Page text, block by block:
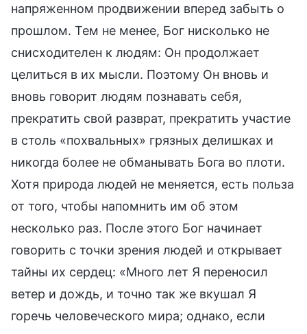
напряженном продвижении вперед забыть о
прошлом. Тем не менее, Бог нисколько не
снисходителен к людям: Он продолжает
целиться в их мысли. Поэтому Он вновь и
вновь говорит людям познавать себя,
прекратить свой разврат, прекратить участие
в столь «похвальных» грязных делишках и
никогда более не обманывать Бога во плоти.
Хотя природа людей не меняется, есть польза
от того, чтобы напомнить им об этом
несколько раз. После этого Бог начинает
говорить с точки зрения людей и открывает
тайны их сердец: «Много лет Я переносил
ветер и дождь, и точно так же вкушал Я
горечь человеческого мира; однако, если